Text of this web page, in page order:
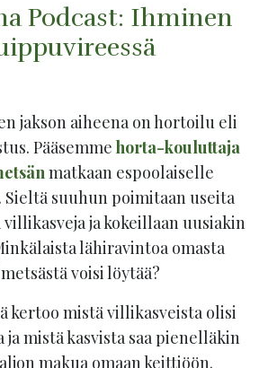
Podcast: Ihminen
jakson aiheena on hortoilu eli
Pääsemme horta-kouluttaja
matkaan espoolaiselle
suuhun poimitaan useita
ja kokeillaan uusiakin
lähiravintoa omasta
voisi löytää?
kertoo mistä villikasveista olisi
mistä kasvista saa pienelläkin
makua omaan keittiöön.